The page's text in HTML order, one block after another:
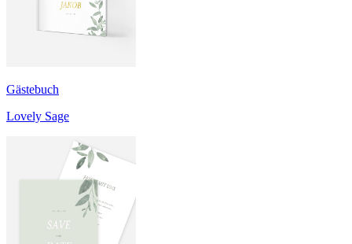
Gästebuch
Lovely Sage